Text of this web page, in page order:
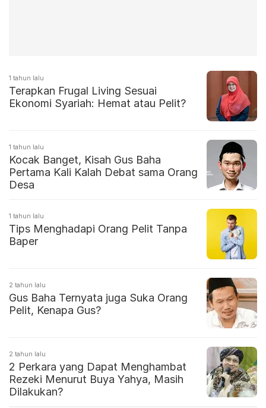
1 tahun lalu
Terapkan Frugal Living Sesuai
Ekonomi Syariah: Hemat atau Pelit?
1 tahun lalu
Kocak Banget, Kisah Gus Baha
Pertama Kali Kalah Debat sama Orang
Desa
1 tahun lalu
Tips Menghadapi Orang Pelit Tanpa
Baper
2 tahun lalu
Gus Baha Ternyata juga Suka Orang
Pelit, Kenapa Gus?
2 tahun lalu
2 Perkara yang Dapat Menghambat
Rezeki Menurut Buya Yahya, Masih
Dilakukan?